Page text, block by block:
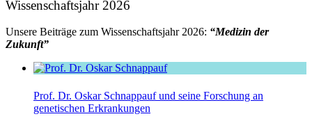
Wissenschaftsjahr 2026
Unsere Beiträge zum Wissenschaftsjahr 2026: “Medizin der
Zukunft”
Prof. Dr. Oskar Schnappauf und seine Forschung an
genetischen Erkrankungen